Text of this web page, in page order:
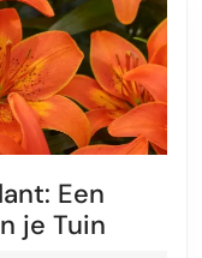
Een
je Tuin